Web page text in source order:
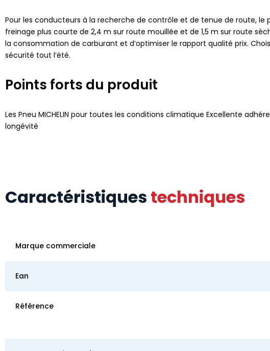
Pour les conducteurs à la recherche de contrôle et de tenue de route,
freinage plus courte de 2,4 m sur route mouillée et de 1,5 m sur route
la consommation de carburant et d’optimiser le rapport qualité prix.
sécurité tout l’été.
Points forts du produit
Les Pneu MICHELIN pour toutes les conditions climatique Excellente
longévité
Caractéristiques techniques
Marque commerciale
Ean
Référence